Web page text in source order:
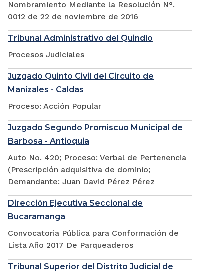
Nombramiento Mediante la Resolución N°.
0012 de 22 de noviembre de 2016
Tribunal Administrativo del Quindío
Procesos Judiciales
Juzgado Quinto Civil del Circuito de
Manizales - Caldas
Proceso: Acción Popular
Juzgado Segundo Promiscuo Municipal de
Barbosa - Antioquia
Auto No. 420; Proceso: Verbal de Pertenencia
(Prescripción adquisitiva de dominio;
Demandante: Juan David Pérez Pérez
Dirección Ejecutiva Seccional de
Bucaramanga
Convocatoria Pública para Conformación de
Lista Año 2017 De Parqueaderos
Tribunal Superior del Distrito Judicial de